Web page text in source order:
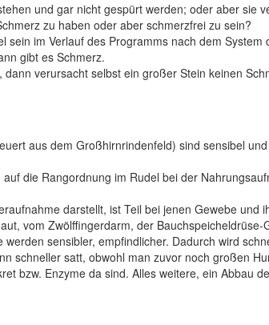
und gar nicht gespürt werden; oder aber sie
zu haben oder aber schmerzfrei zu sein?
im Verlauf des Programms nach dem System
gibt es Schmerz.
verursacht selbst ein großer Stein keinen
aus dem Großhirnrindenfeld) sind sensibel
die Rangordnung im Rudel bei der
darstellt, ist Teil bei jenen Gewebe und
, vom Zwölffingerdarm, der Bauchspeicheldrüse-
sensibler, empfindlicher. Dadurch wird
schneller satt, obwohl man zuvor noch großen
bzw. Enzyme da sind. Alles weitere, ein Abbau